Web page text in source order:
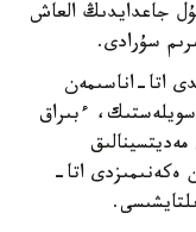
بۇل جاعدايدىڭ العاش
سۇرادى.
اتا-اناسىمەن
ءبىراق
ەكەنىمىزدى اتا-